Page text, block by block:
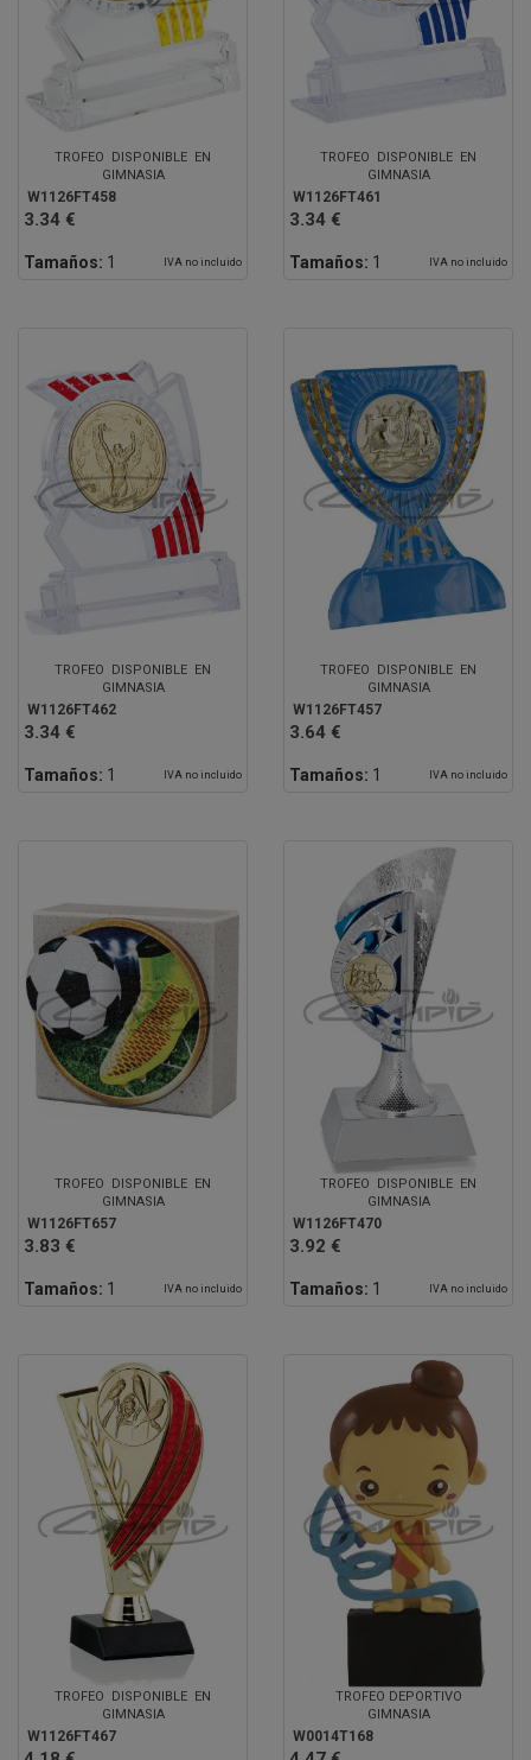
TROFEO DISPONIBLE EN
GIMNASIA
W1126FT458
3.34 €
Tamaños: 1 IVA no incluido
TROFEO DISPONIBLE EN
GIMNASIA
W1126FT461
3.34 €
Tamaños: 1 IVA no incluido
TROFEO DISPONIBLE EN
GIMNASIA
W1126FT462
3.34 €
Tamaños: 1 IVA no incluido
TROFEO DISPONIBLE EN
GIMNASIA
W1126FT457
3.64 €
Tamaños: 1 IVA no incluido
TROFEO DISPONIBLE EN
GIMNASIA
W1126FT657
3.83 €
Tamaños: 1 IVA no incluido
TROFEO DISPONIBLE EN
GIMNASIA
W1126FT470
3.92 €
Tamaños: 1 IVA no incluido
TROFEO DISPONIBLE EN
GIMNASIA
W1126FT467
TROFEO DEPORTIVO
GIMNASIA
W0014T168